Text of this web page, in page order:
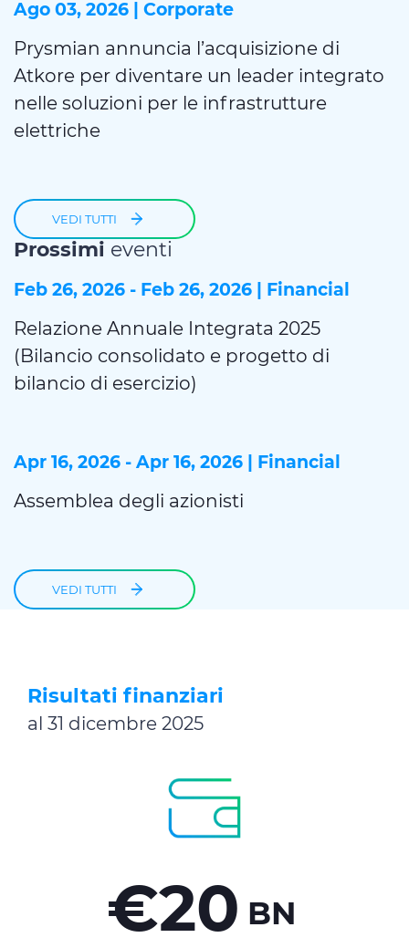
Ago 03, 2026 | Corporate
Prysmian annuncia l’acquisizione di
Atkore per diventare un leader integrato
nelle soluzioni per le infrastrutture
elettriche
VEDI TUTTI
Prossimi eventi
Feb 26, 2026 - Feb 26, 2026 | Financial
Relazione Annuale Integrata 2025
(Bilancio consolidato e progetto di
bilancio di esercizio)
Apr 16, 2026 - Apr 16, 2026 | Financial
Assemblea degli azionisti
VEDI TUTTI
Risultati finanziari
al 31 dicembre 2025
€20 BN